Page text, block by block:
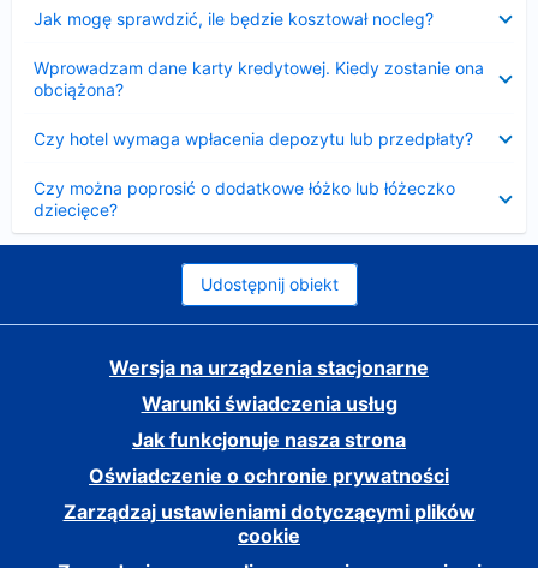
Jak mogę sprawdzić, ile będzie kosztował nocleg?
Wprowadzam dane karty kredytowej. Kiedy zostanie ona
obciążona?
Czy hotel wymaga wpłacenia depozytu lub przedpłaty?
Czy można poprosić o dodatkowe łóżko lub łóżeczko
dziecięce?
Udostępnij obiekt
Wersja na urządzenia stacjonarne
Warunki świadczenia usług
Jak funkcjonuje nasza strona
Oświadczenie o ochronie prywatności
Zarządzaj ustawieniami dotyczącymi plików
cookie